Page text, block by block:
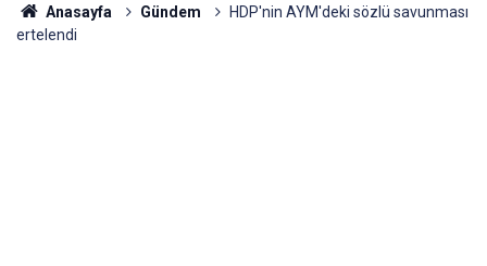
Anasayfa Gündem
HDP'nin AYM'deki sözlü savunması
ertelendi